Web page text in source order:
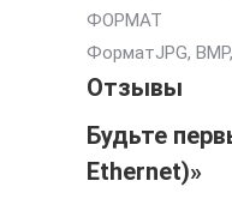
ФОРМАТ
ФорматJPG,
Отзывы
Будьте
Ethernet)»